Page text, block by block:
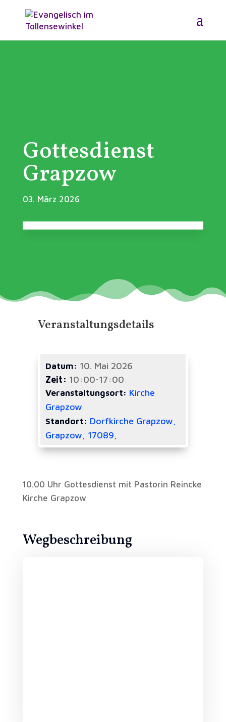
Gottesdienst
Grapzow
03. März 2026
10.00 Uhr Gottesdienst mit Pastorin Reincke
Kirche Grapzow
Wegbeschreibung
Veranstaltungsdetails
Datum: 10. Mai 2026
Zeit: 10:00-17:00
Veranstaltungsort: Kirche
Grapzow
Standort: Dorfkirche Grapzow,
Grapzow, 17089,